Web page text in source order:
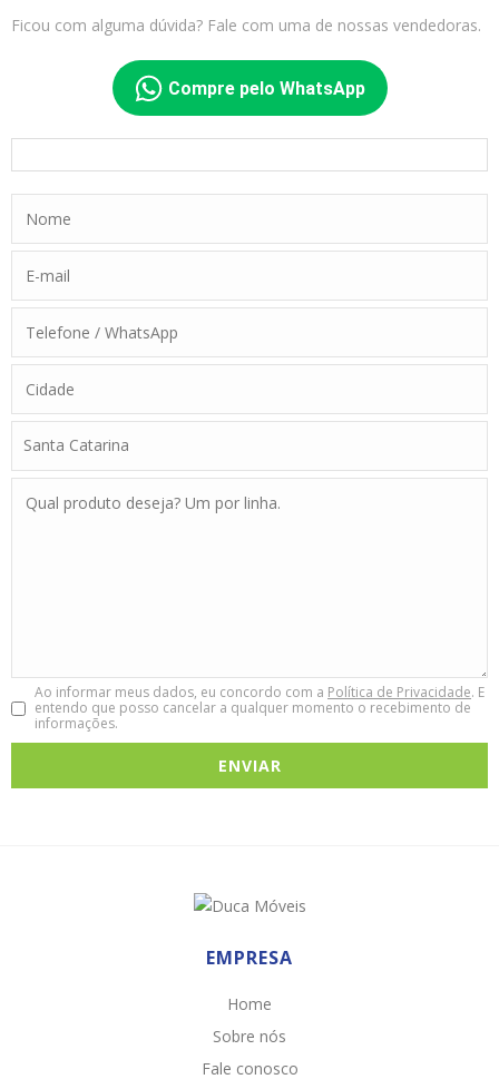
Ficou com alguma dúvida? Fale com uma de nossas vendedoras.
Compre pelo WhatsApp
Ao informar meus dados, eu concordo com a Política de Privacidade. E
entendo que posso cancelar a qualquer momento o recebimento de
informações.
EMPRESA
Home
Sobre nós
Fale conosco